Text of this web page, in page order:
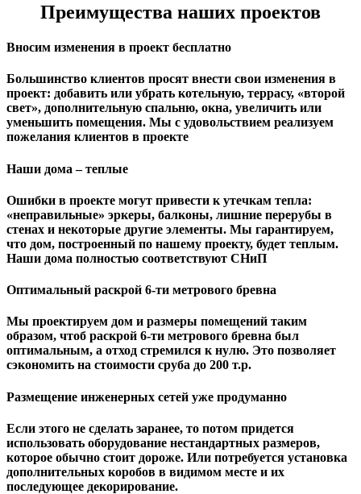
Преимущества наших проектов
Вносим изменения в проект бесплатно
Большинство клиентов просят внести свои изменения в
проект: добавить или убрать котельную, террасу, «второй
свет», дополнительную спальню, окна, увеличить или
уменьшить помещения. Мы с удовольствием реализуем
пожелания клиентов в проекте
Наши дома – теплые
Ошибки в проекте могут привести к утечкам тепла:
«неправильные» эркеры, балконы, лишние перерубы в
стенах и некоторые другие элементы. Мы гарантируем,
чтo дом, построенный по нашему проекту, будет теплым.
Наши дома полностью соответствуют СНиП
Оптимальный раскрой 6-ти метрового бревна
Мы проектируем дом и размеры помещений таким
образом, чтоб раскрой 6-ти метрового бревна был
оптимальным, а отход стремился к нулю. Это позволяет
сэкономить на стоимости сруба до 200 т.р.
Размещение инженерных сетей уже продуманно
Если этого не сделать заранее, то потом придется
использовать оборудование нестандартных размеров,
которое обычно стоит дороже. Или потребуется установка
дополнительных коробов в видимом месте и их
последующее декорирование.